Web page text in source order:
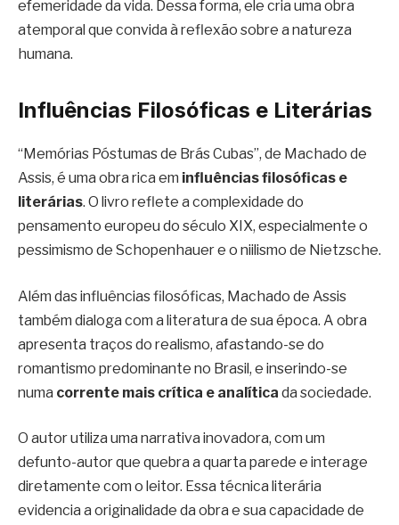
efemeridade da vida. Dessa forma, ele cria uma obra
atemporal que convida à reflexão sobre a natureza
humana.
Influências Filosóficas e Literárias
“Memórias Póstumas de Brás Cubas”, de Machado de
Assis, é uma obra rica em influências filosóficas e
literárias. O livro reflete a complexidade do
pensamento europeu do século XIX, especialmente o
pessimismo de Schopenhauer e o niilismo de Nietzsche.
Além das influências filosóficas, Machado de Assis
também dialoga com a literatura de sua época. A obra
apresenta traços do realismo, afastando-se do
romantismo predominante no Brasil, e inserindo-se
numa corrente mais crítica e analítica da sociedade.
O autor utiliza uma narrativa inovadora, com um
defunto-autor que quebra a quarta parede e interage
diretamente com o leitor. Essa técnica literária
evidencia a originalidade da obra e sua capacidade de